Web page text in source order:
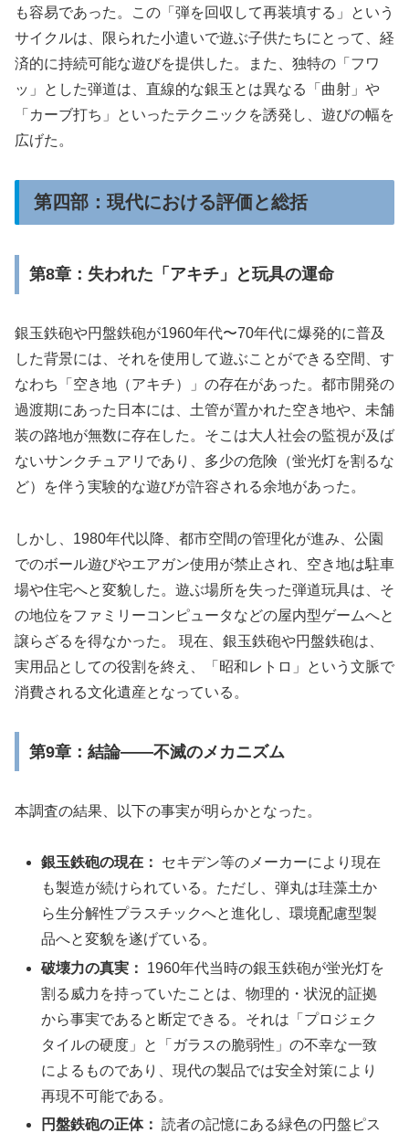
も容易であった。この「弾を回収して再装填する」という
サイクルは、限られた小遣いで遊ぶ子供たちにとって、経
済的に持続可能な遊びを提供した。また、独特の「フワ
ッ」とした弾道は、直線的な銀玉とは異なる「曲射」や
「カーブ打ち」といったテクニックを誘発し、遊びの幅を
広げた。
第四部：現代における評価と総括
第8章：失われた「アキチ」と玩具の運命
銀玉鉄砲や円盤鉄砲が1960年代〜70年代に爆発的に普及
した背景には、それを使用して遊ぶことができる空間、す
なわち「空き地（アキチ）」の存在があった。都市開発の
過渡期にあった日本には、土管が置かれた空き地や、未舗
装の路地が無数に存在した。そこは大人社会の監視が及ば
ないサンクチュアリであり、多少の危険（蛍光灯を割るな
ど）を伴う実験的な遊びが許容される余地があった。
しかし、1980年代以降、都市空間の管理化が進み、公園
でのボール遊びやエアガン使用が禁止され、空き地は駐車
場や住宅へと変貌した。遊ぶ場所を失った弾道玩具は、そ
の地位をファミリーコンピュータなどの屋内型ゲームへと
譲らざるを得なかった。 現在、銀玉鉄砲や円盤鉄砲は、
実用品としての役割を終え、「昭和レトロ」という文脈で
消費される文化遺産となっている。
第9章：結論――不滅のメカニズム
本調査の結果、以下の事実が明らかとなった。
銀玉鉄砲の現在：
セキデン等のメーカーにより現在
も製造が続けられている。ただし、弾丸は珪藻土か
ら生分解性プラスチックへと進化し、環境配慮型製
品へと変貌を遂げている。
破壊力の真実：
1960年代当時の銀玉鉄砲が蛍光灯を
割る威力を持っていたことは、物理的・状況的証拠
から事実であると断定できる。それは「プロジェク
タイルの硬度」と「ガラスの脆弱性」の不幸な一致
によるものであり、現代の製品では安全対策により
再現不可能である。
円盤鉄砲の正体： 読者の記憶にある緑色の円盤ピス